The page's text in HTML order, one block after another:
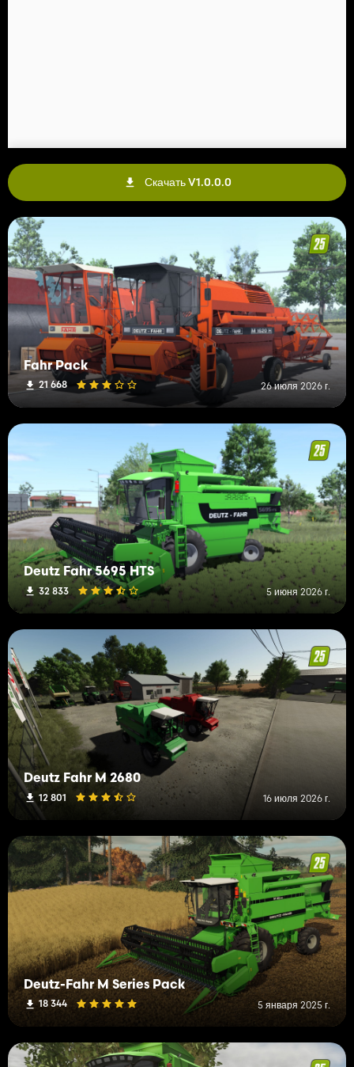
Скачать V1.0.0.0
Fahr Pack
21 668 26 июля 2026 г.
Deutz Fahr 5695 HTS
32 833 5 июня 2026 г.
Deutz Fahr M 2680
12 801 16 июля 2026 г.
Deutz-Fahr M Series Pack
18 344 5 января 2025 г.